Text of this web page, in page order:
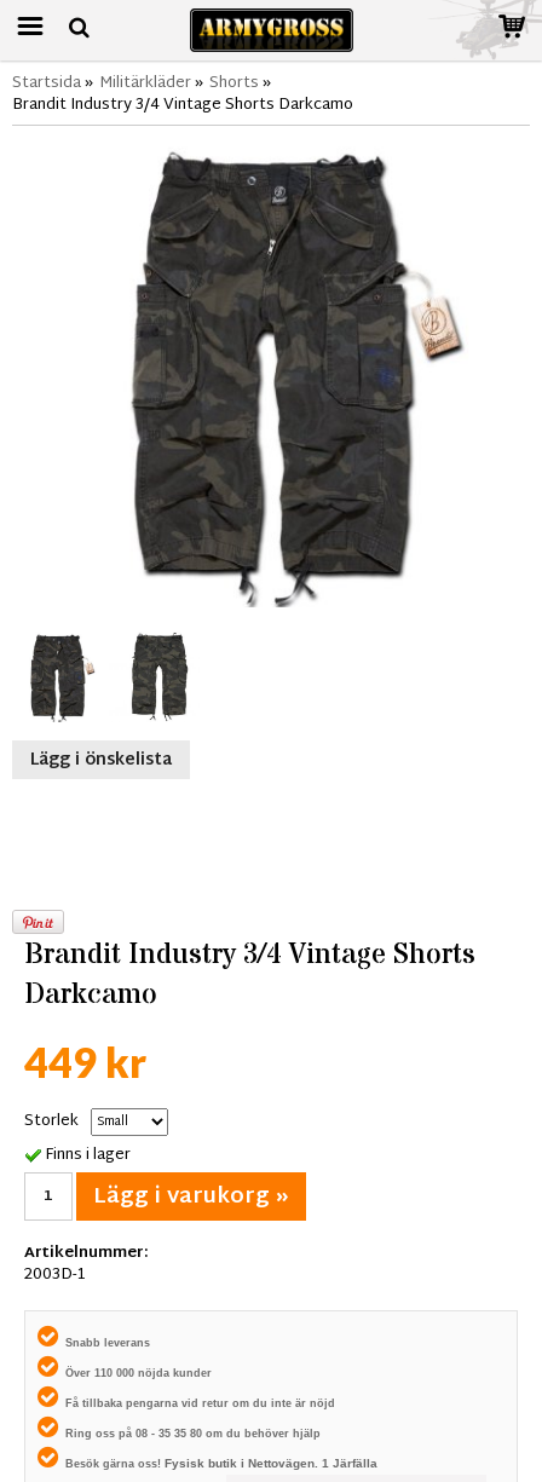
Startsida» Militärkläder» Shorts»
Brandit Industry 3/4 Vintage Shorts Darkcamo
Lägg i önskelista
Brandit Industry 3/4 Vintage Shorts
Darkcamo
449 kr
Storlek
Finns i lager
Lägg i varukorg »
Artikelnummer:
2003D-1
Snabb leverans
Över 110 000 nöjda kunder
Få tillbaka pengarna vid retur om du inte är nöjd
Ring oss på 08 - 35 35 80 om du behöver hjälp
Besök gärna oss! Fysisk butik i Nettovägen. 1 Järfälla